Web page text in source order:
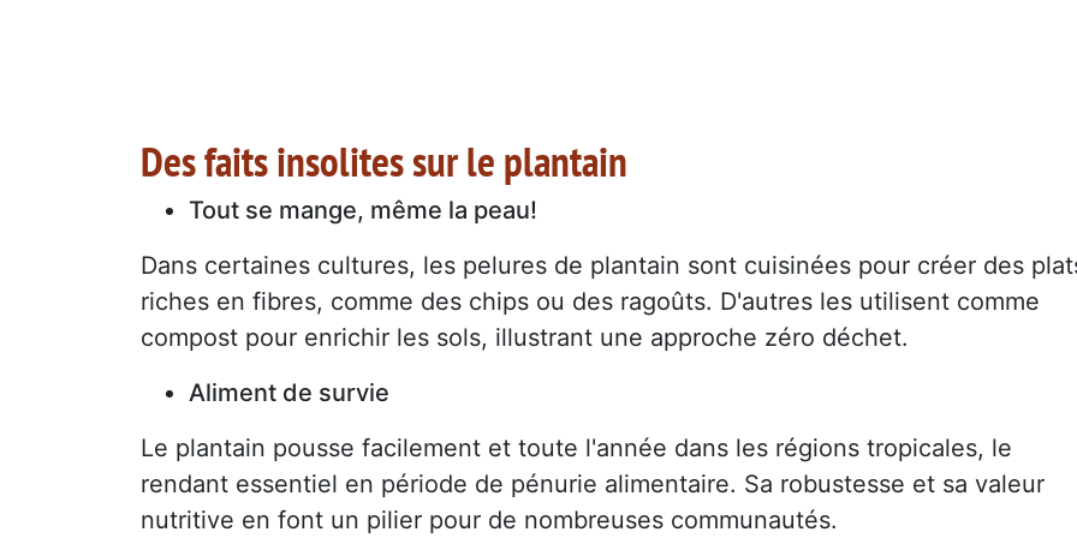
Des faits insolites sur le plantain
Tout se mange, même la peau!
Dans certaines cultures, les pelures de plantain sont cuisinées pour créer des
riches en fibres, comme des chips ou des ragoûts. D'autres les utilisent comme
compost pour enrichir les sols, illustrant une approche zéro déchet.
Aliment de survie
Le plantain pousse facilement et toute l'année dans les régions tropicales, le
rendant essentiel en période de pénurie alimentaire. Sa robustesse et sa valeur
nutritive en font un pilier pour de nombreuses communautés.